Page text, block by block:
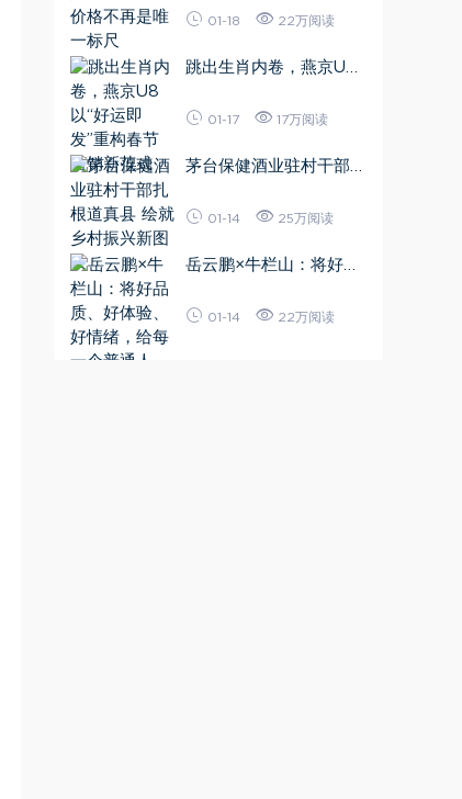
01-18 22万阅读
跳出生肖内卷，燕京U8
销新范式
01-17 17万阅读
茅台保健酒业驻村干部扎
新图景
01-14 25万阅读
岳云鹏×牛栏山：将好品
每一个普通人
01-14 22万阅读